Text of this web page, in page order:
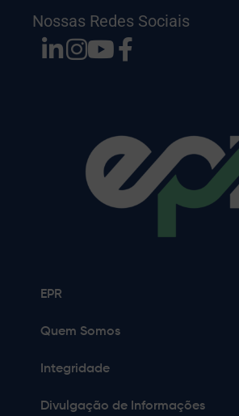
Nossas Redes Sociais
EPR
Quem Somos
Integridade
Divulgação de Informações